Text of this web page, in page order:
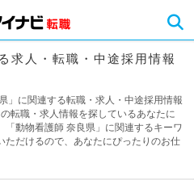
求人・転職・中途採用情報
」に関連する転職・求人・中途採用情報
転職・求人情報を探しているあなたに
「動物看護師 奈良県」に関連するキーワ
ただけるので、あなたにぴったりのお仕